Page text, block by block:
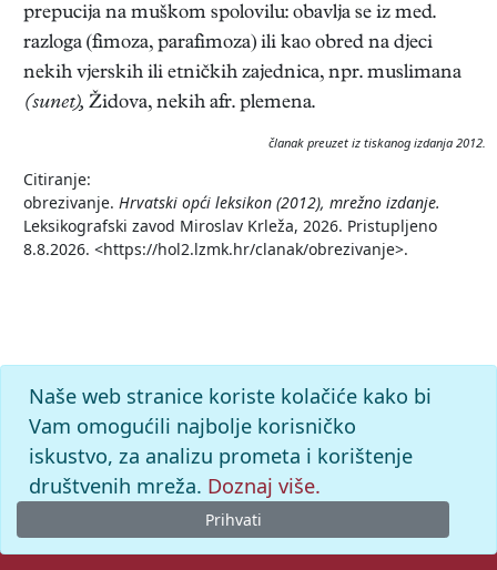
prepucija na muškom spolovilu: obavlja se iz med.
razloga (fimoza, parafimoza) ili kao obred na djeci
nekih vjerskih ili etničkih zajednica, npr. muslimana
(sunet), Židova, nekih afr. plemena.
članak preuzet iz tiskanog izdanja 2012.
Citiranje:
obrezivanje. Hrvatski opći leksikon (2012), mrežno izdanje.
Leksikografski zavod Miroslav Krleža, 2026. Pristupljeno
8.8.2026. <https://hol2.lzmk.hr/clanak/obrezivanje>.
Naše web stranice koriste kolačiće kako bi
Vam omogućili najbolje korisničko
iskustvo, za analizu prometa i korištenje
društvenih mreža. Doznaj više.
Prihvati
© 2026. -Leksikografski zavodMiroslav Krleža